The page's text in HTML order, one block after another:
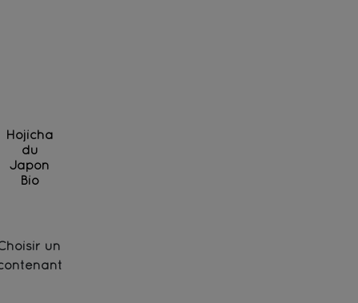
Hojicha
du
Japon
Bio
un